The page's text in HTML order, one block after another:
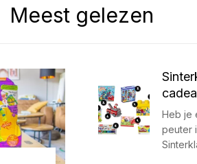
Meest gelezen
Heb je
peuter